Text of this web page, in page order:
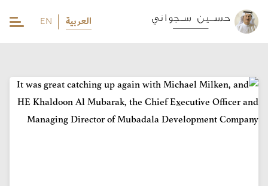
العربية EN